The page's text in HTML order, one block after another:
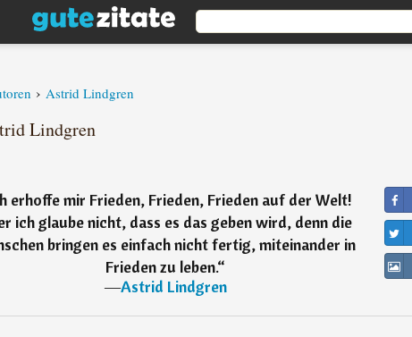
› Astrid Lindgren
Lindgren
erhoffe mir Frieden, Frieden, Frieden auf der Welt!
ich glaube nicht, dass es das geben wird, denn die
bringen es einfach nicht fertig, miteinander in
Frieden zu leben.“
―Astrid Lindgren